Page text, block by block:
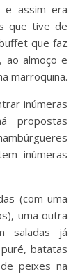
e assim era
que tive de
que faz
ao almoço e
marroquina.
inúmeras
propostas
inúmeras
(com uma
uma outra
saladas já
batatas
peixes na